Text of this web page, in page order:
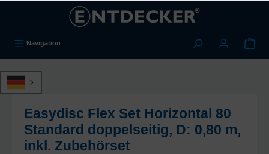
Navigation
Easydisc Flex Set Horizontal 80
Standard doppelseitig, D: 0,80 m,
inkl. Zubehörset